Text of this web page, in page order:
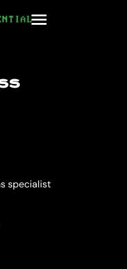
Menu
specialist